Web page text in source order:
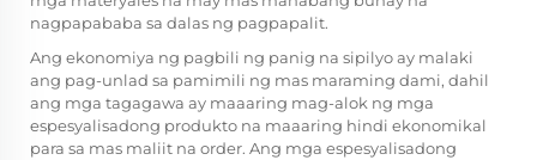
nagpapababa sa dalas ng pagpapalit.
Ang ekonomiya ng pagbili ng panig na sipilyo ay malaki
ang pag-unlad sa pamimili ng mas maraming dami, dahil
ang mga tagagawa ay maaaring mag-alok ng mga
espesyalisadong produkto na maaaring hindi ekonomikal
para sa mas maliit na order. Ang mga espesyalisadong